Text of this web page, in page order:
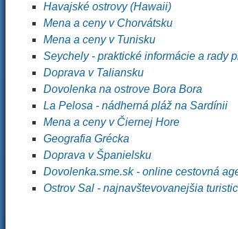
Havajské ostrovy (Hawaii)
Mena a ceny v Chorvátsku
Mena a ceny v Tunisku
Seychely - praktické informácie a rady
Doprava v Taliansku
Dovolenka na ostrove Bora Bora
La Pelosa - nádherná pláž na Sardínii
Mena a ceny v Čiernej Hore
Geografia Grécka
Doprava v Španielsku
Dovolenka.sme.sk - online cestovná
Ostrov Sal - najnavštevovanejšia